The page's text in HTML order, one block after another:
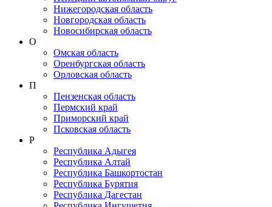
Нижегородская область
Новгородская область
Новосибирская область
О
Омская область
Оренбургская область
Орловская область
П
Пензенская область
Пермский край
Приморский край
Псковская область
Р
Республика Адыгея
Республика Алтай
Республика Башкортостан
Республика Бурятия
Республика Дагестан